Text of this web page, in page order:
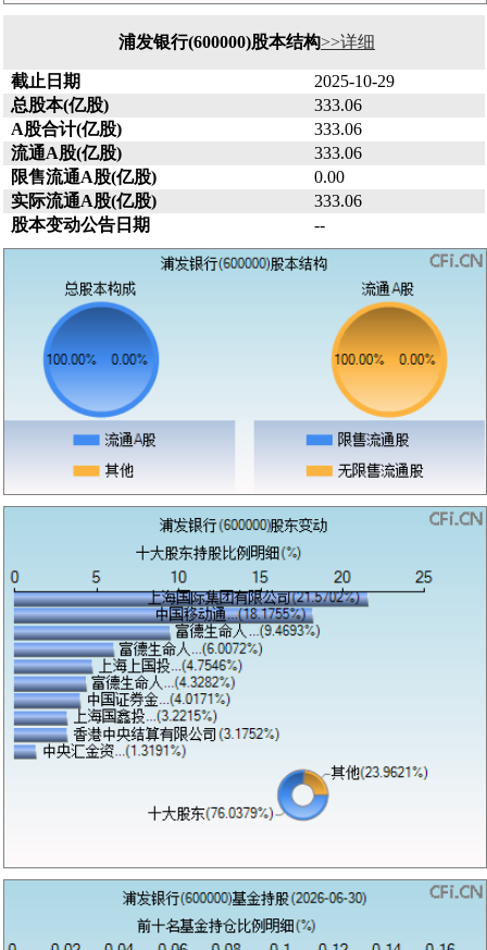
浦发银行(600000)股本结构>>详细
截止日期
2025-10-29
总股本(亿股)
333.06
A股合计(亿股)
333.06
流通A股(亿股)
333.06
限售流通A股(亿股)
0.00
实际流通A股(亿股)
333.06
股本变动公告日期
--